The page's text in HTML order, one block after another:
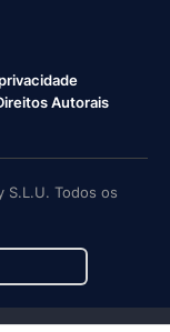
Autorais
Todos os